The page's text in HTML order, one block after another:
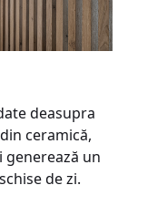
deasupra
ceramică,
un
de zi.